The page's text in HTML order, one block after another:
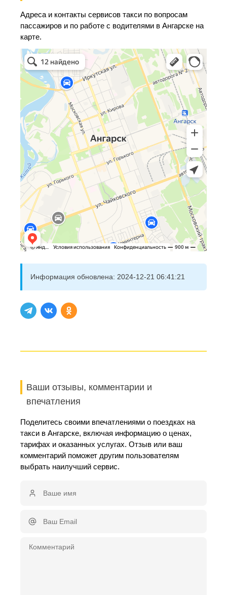
Адреса и контакты сервисов такси по вопросам
пассажиров и по работе с водителями в Ангарске на
карте.
Информация обновлена: 2024-12-21 06:41:21
Ваши отзывы, комментарии и
впечатления
Поделитесь своими впечатлениями о поездках на
такси в Ангарске, включая информацию о ценах,
тарифах и оказанных услугах. Отзыв или ваш
комментарий поможет другим пользователям
выбрать наилучший сервис.